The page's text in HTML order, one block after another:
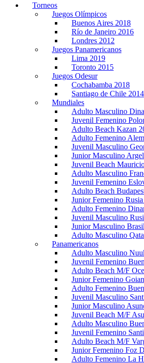
Torneos
Juegos Olímpicos
Buenos Aires 2018
Río de Janeiro 2016
Londres 2012
Juegos Panamericanos
Lima 2019
Toronto 2015
Juegos Odesur
Cochabamba 2018
Santiago de Chile 2014
Mundiales
Adulto Masculino
Juvenil Femenino
Adulto Beach Kazan
Adulto Femenino
Juvenil Masculino
Junior Masculino
Juvenil Beach
Adulto Masculino
Juvenil Femenino
Adulto Beach
Junior Femenino
Adulto Femenino
Juvenil Masculino
Junior Masculino
Adulto Masculino
Panamericanos
Adulto Masculino
Juvenil Femenino
Adulto Beach M/F
Junior Femenino
Adulto Femenino
Juvenil Masculino
Junior Masculino
Juvenil Beach M/F
Adulto Masculino
Juvenil Femenino
Adulto Beach M/F
Junior Femenino Foz
Adulto Femenino La